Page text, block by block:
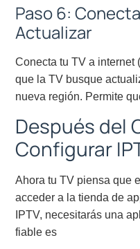
Paso 6:
Actualizar
Conecta tu TV a internet
que la TV busque
nueva región. Permite
Después del
Configurar
Ahora tu TV piensa que
acceder a la tienda de
IPTV, necesitarás una
fiable es